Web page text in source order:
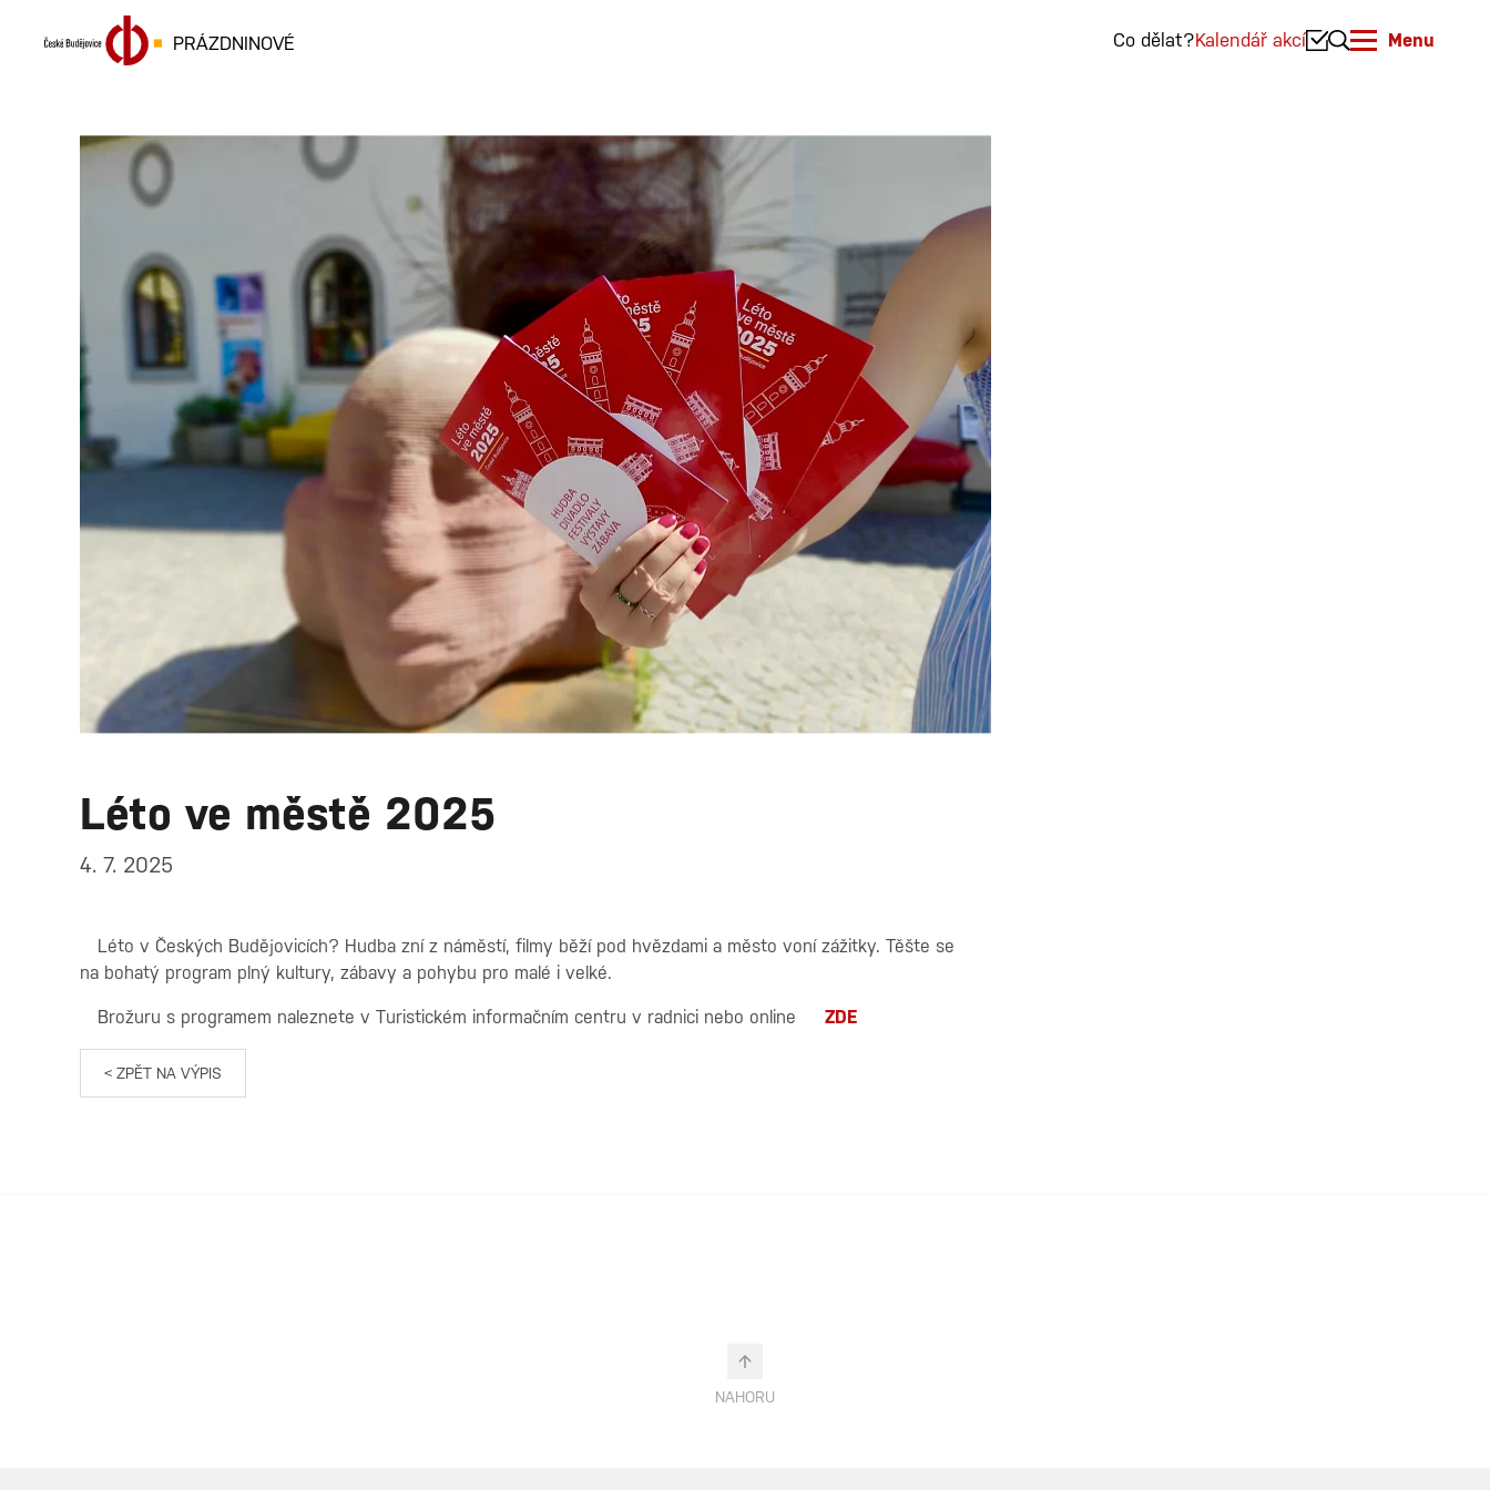
PRÁZDNINOVÉ Co dělat?Kalendář akcí Menu
Léto ve městě 2025
4. 7. 2025
Léto v Českých Budějovicích? Hudba zní z náměstí, filmy běží pod hvězdami a město voní zážitky. Těšte se
na bohatý program plný kultury, zábavy a pohybu pro malé i velké.
Brožuru s programem naleznete v Turistickém informačním centru v radnici nebo online ZDE
< ZPĚT NA VÝPIS
NAHORU